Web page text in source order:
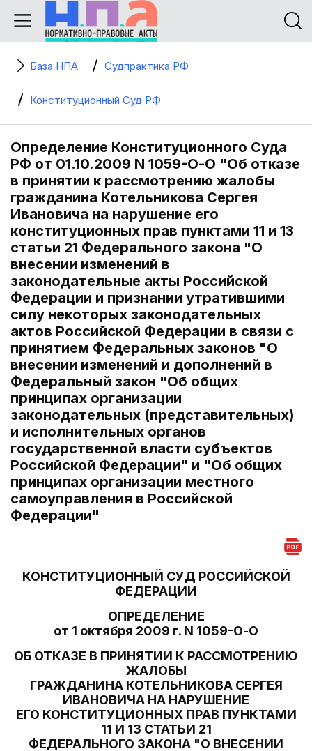
База НПА Судпрактика РФ
Конституционный Суд РФ
Определение Конституционного Суда
РФ от 01.10.2009 N 1059-О-О "Об отказе
в принятии к рассмотрению жалобы
гражданина Котельникова Сергея
Ивановича на нарушение его
конституционных прав пунктами 11 и 13
статьи 21 Федерального закона "О
внесении изменений в
законодательные акты Российской
Федерации и признании утратившими
силу некоторых законодательных
актов Российской Федерации в связи с
принятием Федеральных законов "О
внесении изменений и дополнений в
Федеральный закон "Об общих
принципах организации
законодательных (представительных)
и исполнительных органов
государственной власти субъектов
Российской Федерации" и "Об общих
принципах организации местного
самоуправления в Российской
Федерации"
КОНСТИТУЦИОННЫЙ СУД РОССИЙСКОЙ
ФЕДЕРАЦИИ
ОПРЕДЕЛЕНИЕ
от 1 октября 2009 г. N 1059-О-О
ОБ ОТКАЗЕ В ПРИНЯТИИ К РАССМОТРЕНИЮ
ЖАЛОБЫ
ГРАЖДАНИНА КОТЕЛЬНИКОВА СЕРГЕЯ
ИВАНОВИЧА НА НАРУШЕНИЕ
ЕГО КОНСТИТУЦИОННЫХ ПРАВ ПУНКТАМИ
11 И 13 СТАТЬИ 21
ФЕДЕРАЛЬНОГО ЗАКОНА "О ВНЕСЕНИИ